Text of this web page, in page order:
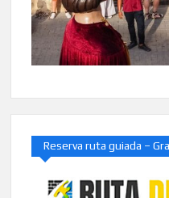
Reserva ruta guiada –